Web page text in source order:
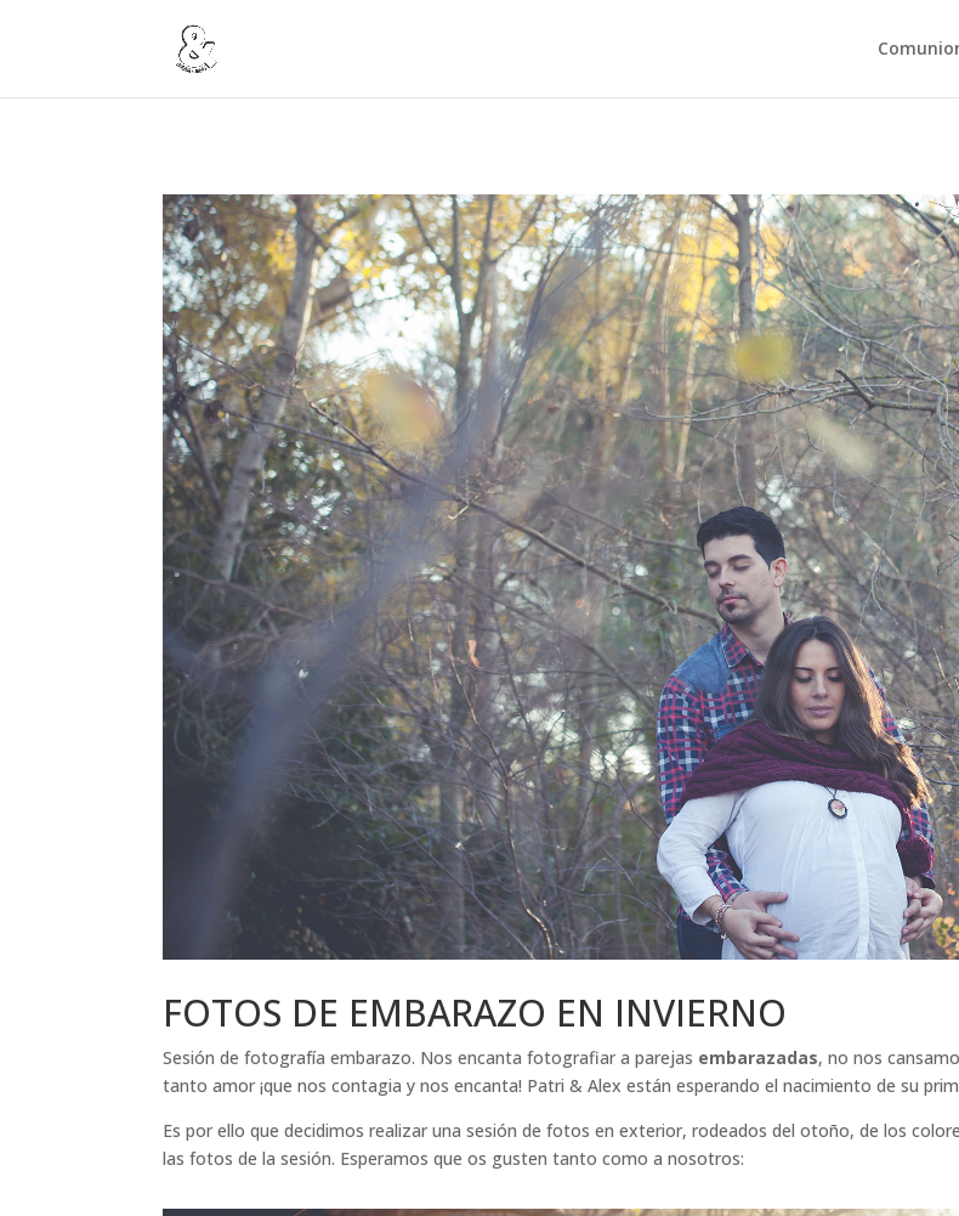
FOTOS DE EMBARAZO EN INVIERNO
Sesión de fotografía embarazo. Nos encanta fotografiar a parejas embarazadas, no nos
tanto amor ¡que nos contagia y nos encanta! Patri & Alex están esperando el nacimiento de su
Es por ello que decidimos realizar una sesión de fotos en exterior, rodeados del otoño, de los
las fotos de la sesión. Esperamos que os gusten tanto como a nosotros: